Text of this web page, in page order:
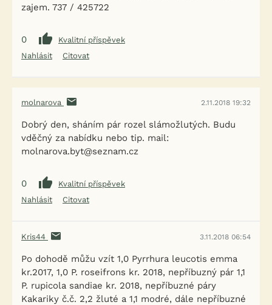
zajem. 737 / 425722
0
Kvalitní příspěvek
Nahlásit
Citovat
molnarova 2.11.2018 19:32
Dobrý den, sháním pár rozel slámožlutých. Budu
vděčný za nabídku nebo tip. mail:
molnarova.byt@seznam.cz
0
Kvalitní příspěvek
Nahlásit
Citovat
Kris44 3.11.2018 06:54
Po dohodě můžu vzít 1,0 Pyrrhura leucotis emma
kr.2017, 1,0 P. roseifrons kr. 2018, nepříbuzný pár 1,1
P. rupicola sandiae kr. 2018, nepříbuzné páry
Kakariky č.č. 2,2 žluté a 1,1 modré, dále nepříbuzné